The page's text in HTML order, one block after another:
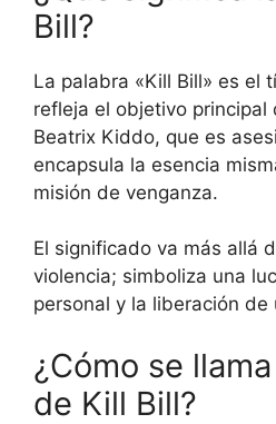
Bill?
La palabra «Kill Bill» es el
refleja el objetivo principal
Beatrix Kiddo, que es
encapsula la esencia
misión de venganza.
El significado va más allá
violencia; simboliza una
personal y la liberación
¿Cómo se
de Kill Bill?